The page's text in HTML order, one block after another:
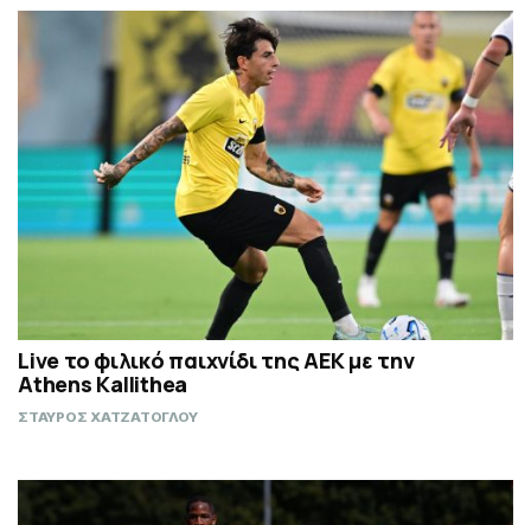
Live το φιλικό παιχνίδι της ΑΕΚ με την
Athens Kallithea
ΣΤΑΥΡΟΣ ΧΑΤΖΑΤΟΓΛΟΥ